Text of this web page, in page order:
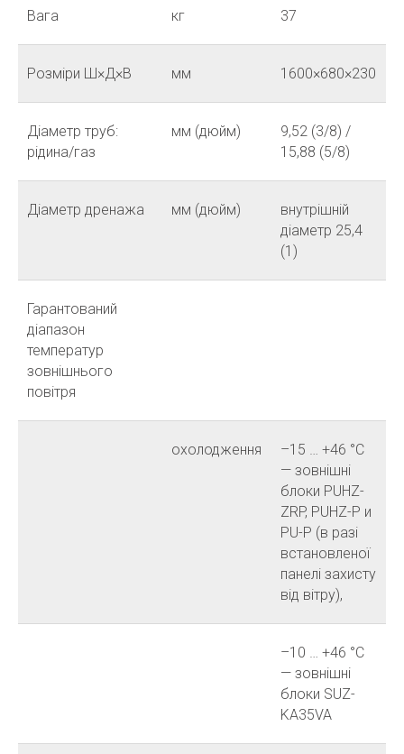
Вага кг 37
Розміри Ш×Д×В мм 1600×680×230
Діаметр труб:
рідина/газ
мм (дюйм)
9,52 (3/8) /
15,88 (5/8)
Діаметр дренажа мм (дюйм)
внутрішній
діаметр 25,4
(1)
Гарантований
діапазон
температур
зовнішнього
повітря
охолодження
–15 … +46 °C
— зовнішні
блоки PUHZ-
ZRP, PUHZ-P и
PU-P (в разі
встановленої
панелі захисту
від вітру),
–10 … +46 °C
— зовнішні
блоки SUZ-
KA35VA